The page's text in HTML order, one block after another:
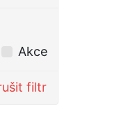
Akce
filtr